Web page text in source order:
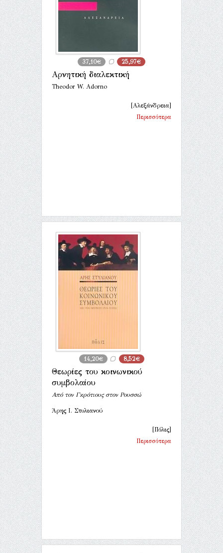
37,10€ 25,97€
Αρνητική διαλεκτική
Theodor W. Adorno
[Αλεξάνδρεια]
Περισσότερα
14,20€ 8,52€
Θεωρίες του κοινωνικού
συμβολαίου
Από τον Γκρότιους στον Ρουσσώ
Άρης Ι. Στυλιανού
[Πόλις]
Περισσότερα